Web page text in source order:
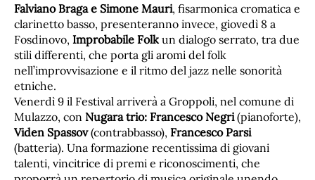
Falviano Braga e Simone Mauri, fisarmonica cromatica e
clarinetto basso, presenteranno invece, giovedì 8 a
Fosdinovo, Improbabile Folk un dialogo serrato, tra due
stili differenti, che porta gli aromi del folk
nell’improvvisazione e il ritmo del jazz nelle sonorità
etniche.
Venerdì 9 il Festival arriverà a Groppoli, nel comune di
Mulazzo, con Nugara trio: Francesco Negri(pianoforte),
Viden Spassov(contrabbasso), Francesco Parsi
(batteria). Una formazione recentissima di giovani
talenti, vincitrice di premi e riconoscimenti, che